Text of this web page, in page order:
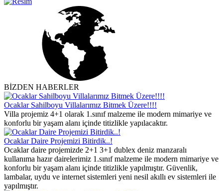
BİZDEN HABERLER
Ocaklar Sahilboyu Villalarımız Bitmek Üzere!!!!
Villa projemiz 4+1 olarak 1.sınıf malzeme ile modern mimariye ve
konforlu bir yaşam alanı içinde titizlikle yapılacaktır.
Ocaklar Daire Projemizi Bitirdik..!
Ocaklar daire projemizde 2+1 3+1 dublex deniz manzaralı
kullanıma hazır dairelerimiz 1.sınıf malzeme ile modern mimariye ve
konforlu bir yaşam alanı içinde titizlikle yapılmıştır. Güvenlik,
lambalar, uydu ve internet sistemleri yeni nesil akıllı ev sistemleri ile
yapılmıştır.